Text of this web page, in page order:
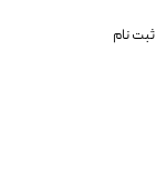
ثبت نام